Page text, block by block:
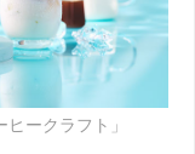
ークラフト」